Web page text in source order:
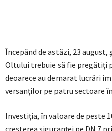
Începând de astăzi, 23
Oltului trebuie să fie pregătiți
deoarece au demarat lucrări
versanților pe patru sectoare
Investiția, în valoare de peste
creșterea siguranței pe DN 7